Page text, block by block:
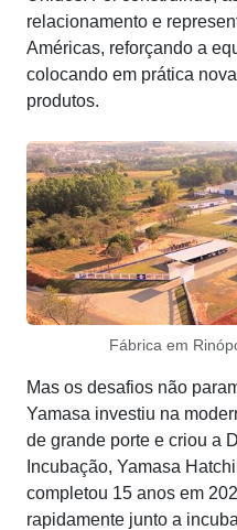
relacionamento e
Américas, reforçando a
colocando em prática
produtos.
Fábrica em
Mas os desafios não
Yamasa investiu na
de grande porte e criou a
Incubação, Yamasa
completou 15 anos em
rapidamente junto a